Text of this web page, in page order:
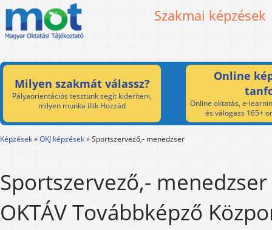
Szakmai képzések
Milyen szakmát válassz?
Pályaorientációs tesztünk segít kideríteni,
milyen munka illik Hozzád
Online
Online oktatás, e-
és válogass 165+
Képzések»OKJ képzések»Sportszervező,- menedzser
Sportszervező,- menedzser
OKTÁV Továbbképző